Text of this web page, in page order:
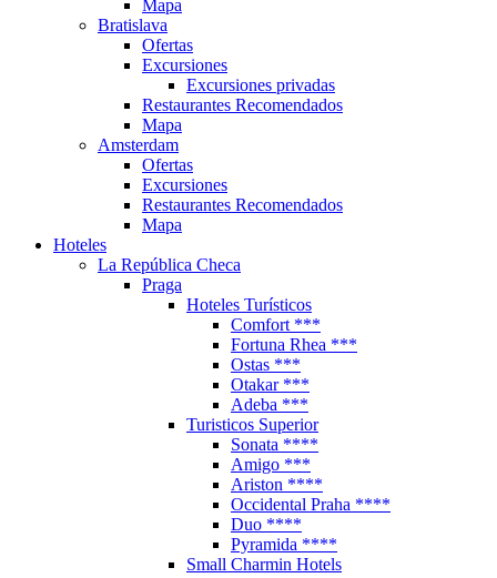
Mapa
Bratislava
Ofertas
Excursiones
Excursiones privadas
Restaurantes Recomendados
Mapa
Amsterdam
Ofertas
Excursiones
Restaurantes Recomendados
Mapa
Hoteles
La República Checa
Praga
Hoteles Turísticos
Comfort ***
Fortuna Rhea ***
Ostas ***
Otakar ***
Adeba ***
Turisticos Superior
Sonata ****
Amigo ***
Ariston ****
Occidental Praha ****
Duo ****
Pyramida ****
Small Charmin Hotels